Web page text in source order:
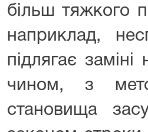
більш тяжкого
наприклад,
підлягає
чином, з
становища